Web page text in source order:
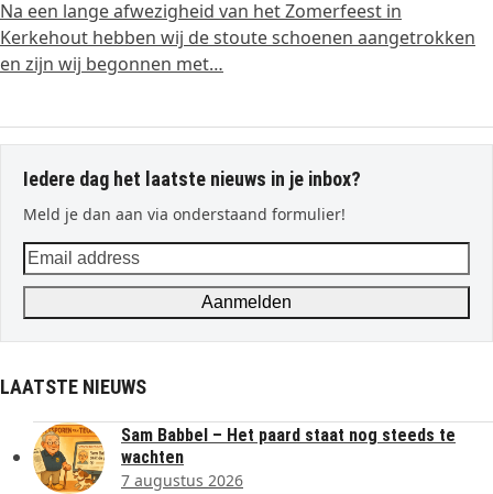
Na een lange afwezigheid van het Zomerfeest in
Kerkehout hebben wij de stoute schoenen aangetrokken
en zijn wij begonnen met…
Iedere dag het laatste nieuws in je inbox?
Meld je dan aan via onderstaand formulier!
Email
address
Aanmelden
LAATSTE NIEUWS
Sam Babbel – Het paard staat nog steeds te
wachten
7 augustus 2026